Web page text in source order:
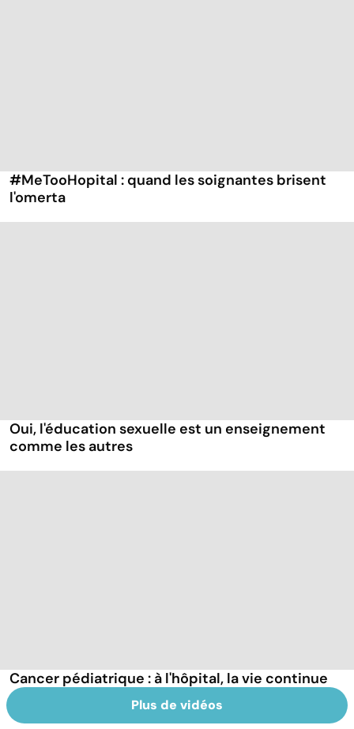
#MeTooHopital : quand les soignantes brisent
l'omerta
Oui, l'éducation sexuelle est un enseignement
comme les autres
Cancer pédiatrique : à l'hôpital, la vie continue
Plus de vidéos